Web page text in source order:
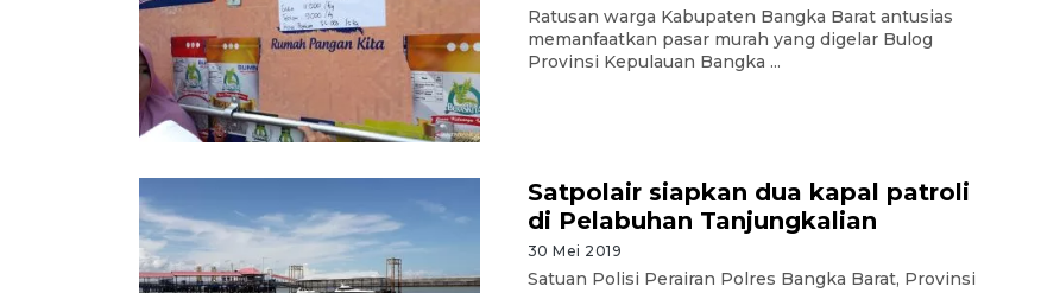
Ratusan warga Kabupaten Bangka Barat antusias
memanfaatkan pasar murah yang digelar Bulog
Provinsi Kepulauan Bangka ...
Satpolair siapkan dua kapal patroli
di Pelabuhan Tanjungkalian
30 Mei 2019
Satuan Polisi Perairan Polres Bangka Barat, Provinsi
Lebaran Betawi 2026, ajang
silaturahim masyarakat dan
upaya pelestarian budaya di